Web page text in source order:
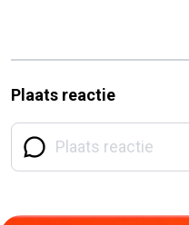
Plaats reactie